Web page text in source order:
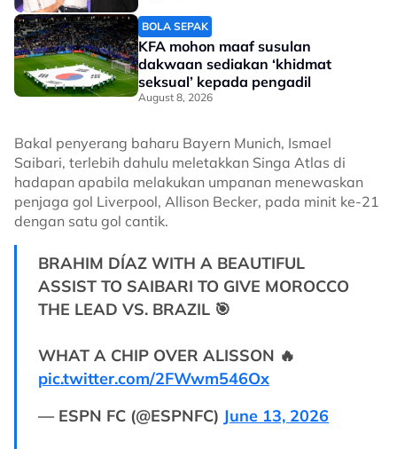
BOLA SEPAK
KFA mohon maaf susulan
dakwaan sediakan ‘khidmat
seksual’ kepada pengadil
August 8, 2026
Bakal penyerang baharu Bayern Munich, Ismael
Saibari, terlebih dahulu meletakkan Singa Atlas di
hadapan apabila melakukan umpanan menewaskan
penjaga gol Liverpool, Allison Becker, pada minit ke-21
dengan satu gol cantik.
BRAHIM DÍAZ WITH A BEAUTIFUL
ASSIST TO SAIBARI TO GIVE MOROCCO
THE LEAD VS. BRAZIL 🎯
WHAT A CHIP OVER ALISSON 🔥
pic.twitter.com/2FWwm546Ox
— ESPN FC (@ESPNFC) June 13, 2026